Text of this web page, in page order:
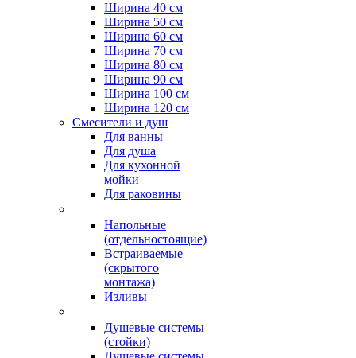
Ширина 40 см
Ширина 50 см
Ширина 60 см
Ширина 70 см
Ширина 80 см
Ширина 90 см
Ширина 100 см
Ширина 120 см
Смесители и душ
Для ванны
Для душа
Для кухонной
мойки
Для раковины
Напольные
(отдельностоящие)
Встраиваемые
(скрытого
монтажа)
Изливы
Душевые системы
(стойки)